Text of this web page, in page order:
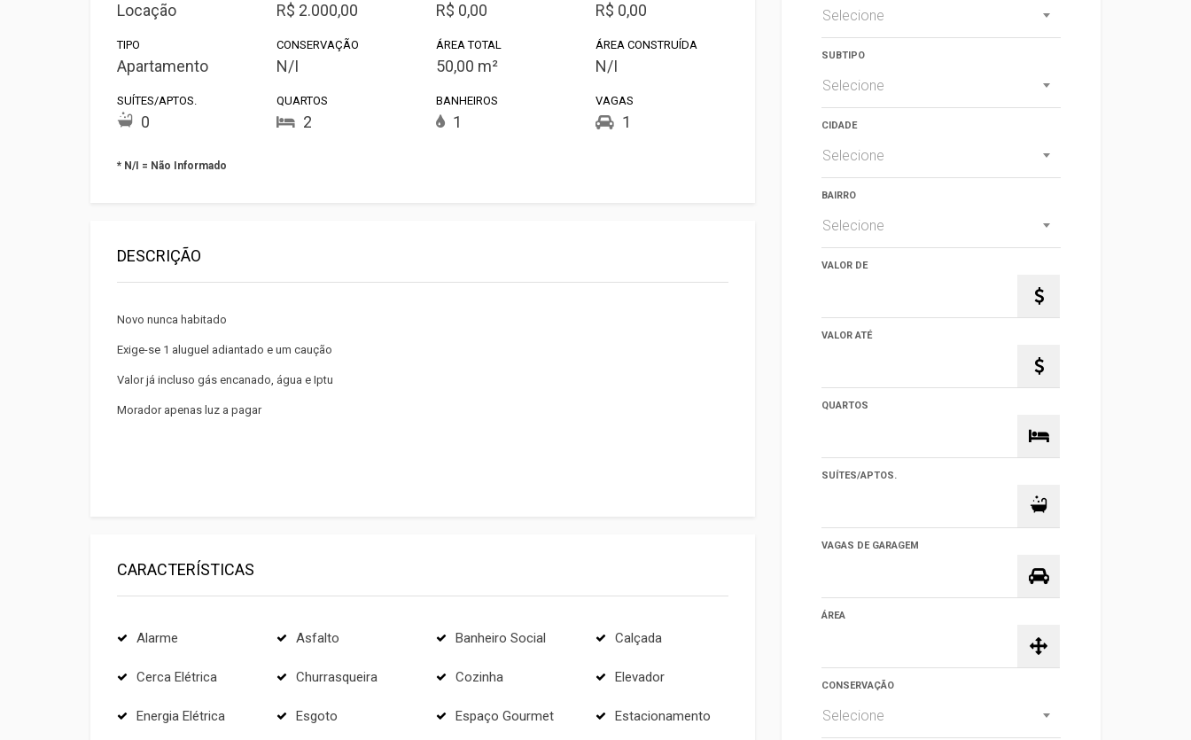
Locação R$ 2.000,00 R$ 0,00 R$ 0,00
TIPO
Apartamento
CONSERVAÇÃO
N/I
ÁREA TOTAL
50,00 m²
ÁREA CONSTRUÍDA
N/I
SUÍTES/APTOS.
0
QUARTOS
2
BANHEIROS
1
VAGAS
1
* N/I = Não Informado
DESCRIÇÃO
Novo nunca habitado
Exige-se 1 aluguel adiantado e um caução
Valor já incluso gás encanado, água e Iptu
Morador apenas luz a pagar
CARACTERÍSTICAS
Alarme Asfalto Banheiro Social Calçada
Cerca Elétrica Churrasqueira Cozinha Elevador
Energia Elétrica Esgoto Espaço Gourmet Estacionamento
Selecione
SUBTIPO
Selecione
CIDADE
Selecione
BAIRRO
Selecione
VALOR DE
VALOR ATÉ
QUARTOS
SUÍTES/APTOS.
VAGAS DE GARAGEM
ÁREA
CONSERVAÇÃO
Selecione